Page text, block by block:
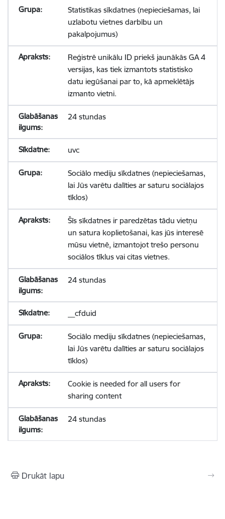
Statistikas sīkdatnes (nepieciešamas, lai
uzlabotu vietnes darbību un
pakalpojumus)
Reģistrē unikālu ID priekš jaunākās GA 4
versijas, kas tiek izmantots statistisko
datu iegūšanai par to, kā apmeklētājs
izmanto vietni.
24 stundas
uvc
Sociālo mediju sīkdatnes (nepieciešamas,
lai Jūs varētu dalīties ar saturu sociālajos
tīklos)
Šīs sīkdatnes ir paredzētas tādu vietņu
un satura koplietošanai, kas jūs interesē
mūsu vietnē, izmantojot trešo personu
sociālos tīklus vai citas vietnes.
24 stundas
__cfduid
Sociālo mediju sīkdatnes (nepieciešamas,
lai Jūs varētu dalīties ar saturu sociālajos
tīklos)
Cookie is needed for all users for
sharing content
24 stundas
Drukāt lapu